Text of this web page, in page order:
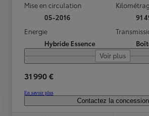
Mise en circulation
05-2016
91
Energie
Hybride Essence
Voir plus
31 990 €
En savoir plus
Contactez la concession